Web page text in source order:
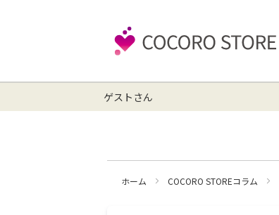
ゲストさん
ホーム COCORO STOREコラム